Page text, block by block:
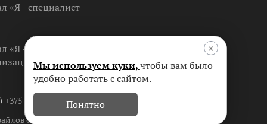
«Я - специалист
«Я -
»
+375 (17) 256-25-55
cookie
×
Мы используем куки,чтобы вам было
удобно работать с сайтом.
Понятно